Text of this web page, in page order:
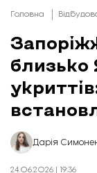
Головна
близько
Дарія
24.06.2026 | 19:36